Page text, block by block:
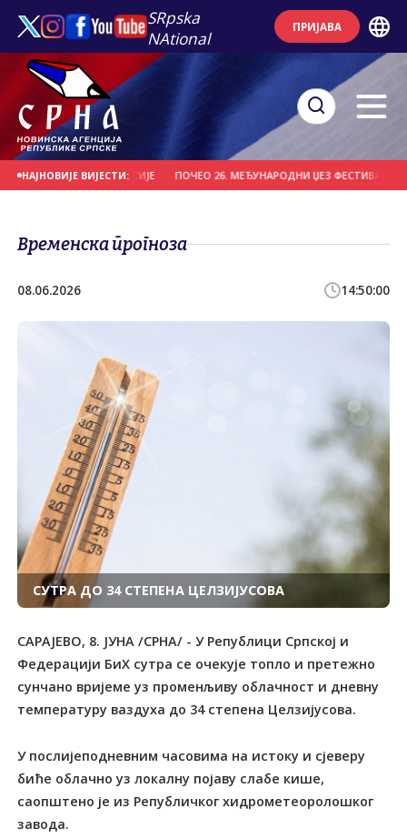
SRpska
NAtional
ПРИЈАВА
НАЈНОВИЈЕ ВИЈЕСТИ:
ИЗ БЈЕЛОРУСИЈЕ ПОЧЕО 26. МЕЂУНАРОДНИ ЏЕЗ ФЕСТИВАЛ НА
Временска прогноза
08.06.2026 14:50:00
СУТРА ДО 34 СТЕПЕНА ЦЕЛЗИЈУСОВА
САРАЈЕВО, 8. ЈУНА /СРНА/ - У Републици Српској и
Федерацији БиХ сутра се очекује топло и претежно
сунчано вријеме уз променљиву облачност и дневну
температуру ваздуха до 34 степена Целзијусова.
У послијеподневним часовима на истоку и сјеверу
биће облачно уз локалну појаву слабе кише,
саопштено је из Републичког хидрометеоролошког
завода.